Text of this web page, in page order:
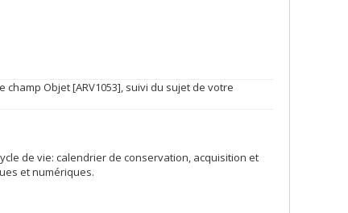
Objet [ARV1053], suivi du sujet de votre
de vie: calendrier de conservation, acquisition et
et numériques.